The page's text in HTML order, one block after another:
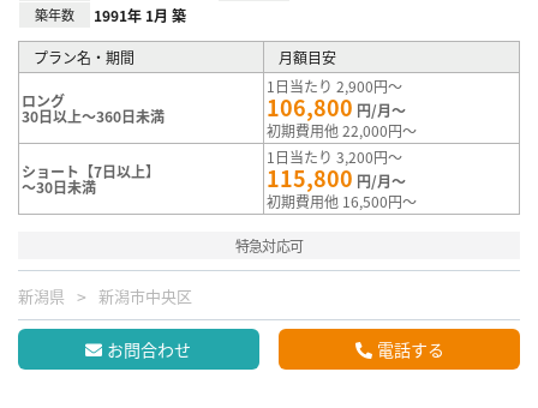
築年数 1991年 1月 築
プラン名・期間 月額目安
ロング
30日以上～360日未満
1日当たり 2,900円～
106,800 円/月～
初期費用他 22,000円～
ショート【7日以上】
～30日未満
1日当たり 3,200円～
115,800 円/月～
初期費用他 16,500円～
特急対応可
新潟県 新潟市中央区
お問合わせ 電話する